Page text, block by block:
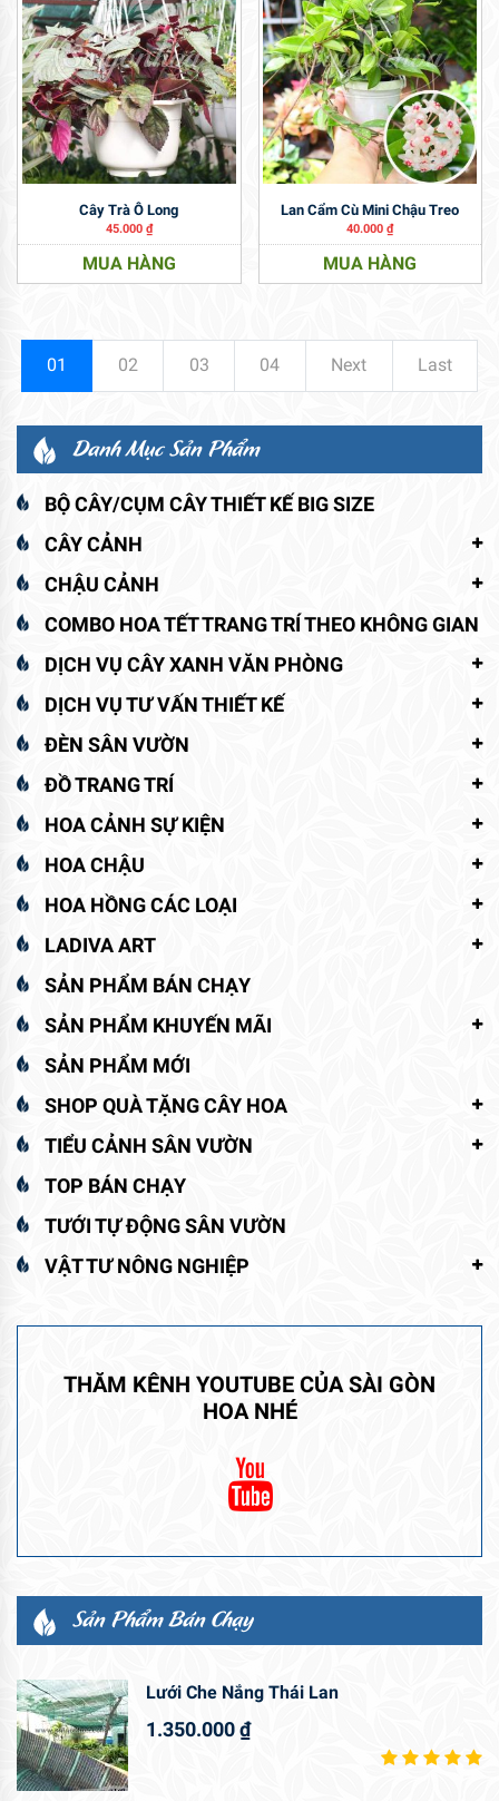
Cây Trà Ô Long
45.000 ₫
MUA HÀNG
Lan Cẩm Cù Mini Chậu Treo
40.000₫
MUA HÀNG
01 02 03 04 Next Last
Danh Mục Sản Phẩm
BỘ CÂY/CỤM CÂY THIẾT KẾ BIG SIZE
CÂY CẢNH
CHẬU CẢNH
COMBO HOA TẾT TRANG TRÍ THEO KHÔNG GIAN
DỊCH VỤ CÂY XANH VĂN PHÒNG
DỊCH VỤ TƯ VẤN THIẾT KẾ
ĐÈN SÂN VƯỜN
ĐỒ TRANG TRÍ
HOA CẢNH SỰ KIỆN
HOA CHẬU
HOA HỒNG CÁC LOẠI
LADIVA ART
SẢN PHẨM BÁN CHẠY
SẢN PHẨM KHUYẾN MÃI
SẢN PHẨM MỚI
SHOP QUÀ TẶNG CÂY HOA
TIỂU CẢNH SÂN VƯỜN
TOP BÁN CHẠY
TƯỚI TỰ ĐỘNG SÂN VƯỜN
VẬT TƯ NÔNG NGHIỆP
THĂM KÊNH YOUTUBE CỦA SÀI GÒN
HOA NHÉ
Sản Phẩm Bán Chạy
Lưới Che Nắng Thái Lan
1.350.000₫